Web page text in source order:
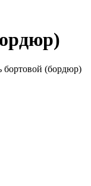
бортовой (бордюр)